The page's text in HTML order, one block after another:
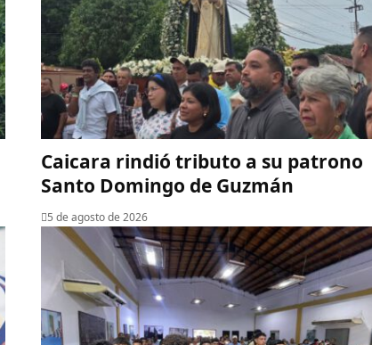
Caicara rindió tributo a su patrono
Santo Domingo de Guzmán
5 de agosto de 2026